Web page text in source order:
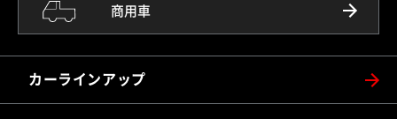
商用車
カーラインアップ